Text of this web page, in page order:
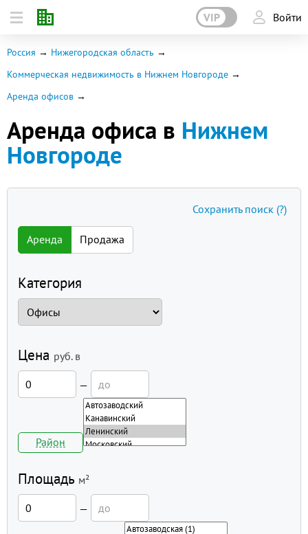
VIP Войти
Россия
Нижегородская область
Коммерческая недвижимость в Нижнем Новгороде
Аренда офисов
Аренда офиса в Нижнем
Новгороде
Аренда Продажа
Категория
Цена руб. в
—
Район
Площадь м²
—
Сохранить поиск (?)